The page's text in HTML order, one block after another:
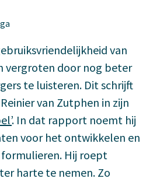
van
vergroten door nog beter
te luisteren. Dit schrijft
van Zutphen in zijn
. In dat rapport noemt hij
voor het ontwikkelen en
Hij roept
harte te nemen. Zo